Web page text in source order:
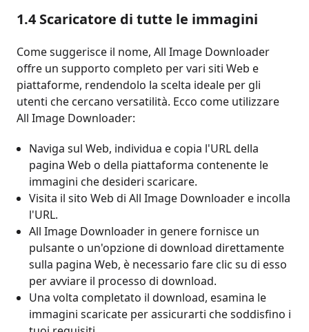
1.4 Scaricatore di tutte le immagini
Come suggerisce il nome, All Image Downloader
offre un supporto completo per vari siti Web e
piattaforme, rendendolo la scelta ideale per gli
utenti che cercano versatilità. Ecco come utilizzare
All Image Downloader:
Naviga sul Web, individua e copia l'URL della
pagina Web o della piattaforma contenente le
immagini che desideri scaricare.
Visita il sito Web di All Image Downloader e incolla
l'URL.
All Image Downloader in genere fornisce un
pulsante o un'opzione di download direttamente
sulla pagina Web, è necessario fare clic su di esso
per avviare il processo di download.
Una volta completato il download, esamina le
immagini scaricate per assicurarti che soddisfino i